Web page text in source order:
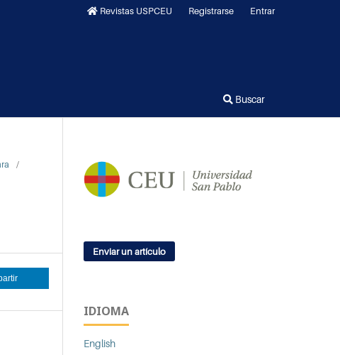
Buscar
Revistas USPCEU Registrarse Entrar
/
Enviar un artículo
IDIOMA
English